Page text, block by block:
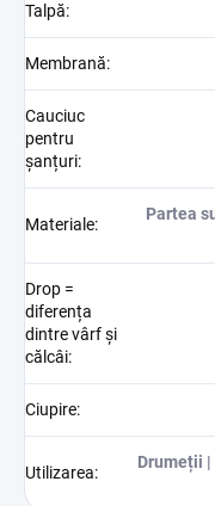
Talpă:
Membrană:
Cauciuc
pentru
șanțuri:
Materiale:
Partea
Drop =
diferența
dintre vârf și
călcâi:
Ciupire:
Utilizarea:
Drumeții